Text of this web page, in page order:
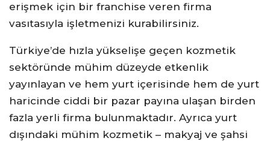
erişmek için bir franchise veren firma
vasıtasıyla işletmenizi kurabilirsiniz.
Türkiye’de hızla yükselişe geçen kozmetik
sektöründe mühim düzeyde etkenlik
yayınlayan ve hem yurt içerisinde hem de yurt
haricinde ciddi bir pazar payına ulaşan birden
fazla yerli firma bulunmaktadır. Ayrıca yurt
dışındaki mühim kozmetik – makyaj ve şahsi